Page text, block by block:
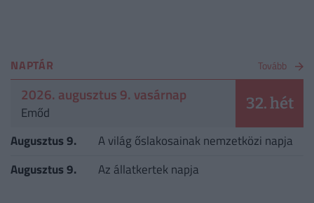
NAPTÁR Tovább
2026. augusztus 9. vasárnap
Emőd 32. hét
Augusztus 9.
A világ őslakosainak nemzetközi napja
Augusztus 9.
Az állatkertek napja